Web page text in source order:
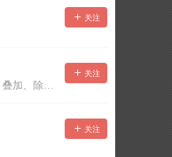
关注
大背包、常显、叠加、除草树，唯一作者QQ383125283
关注
关注